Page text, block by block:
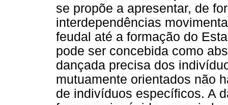
se propõe a apresentar, de
interdependências
feudal até a formação do
pode ser concebida como
dançada precisa dos
mutuamente orientados não
de indivíduos específicos. A